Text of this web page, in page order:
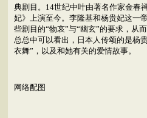
典剧目。14世纪中叶由著名作家金春
妃》上演至今。李隆基和杨贵妃这一
些剧目的“物哀”与“幽玄”的要求，从
总总中可以看出，日本人传颂的是杨
衣舞”，以及和她有关的爱情故事。
网络配图